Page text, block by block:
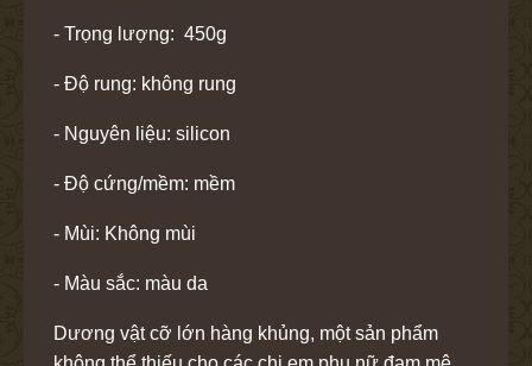
- Trọng lượng: 450g
- Độ rung: không rung
- Nguyên liệu: silicon
- Độ cứng/mềm: mềm
- Mùi: Không mùi
- Màu sắc: màu da
Dương vật cỡ lớn hàng khủng, một sản phẩm